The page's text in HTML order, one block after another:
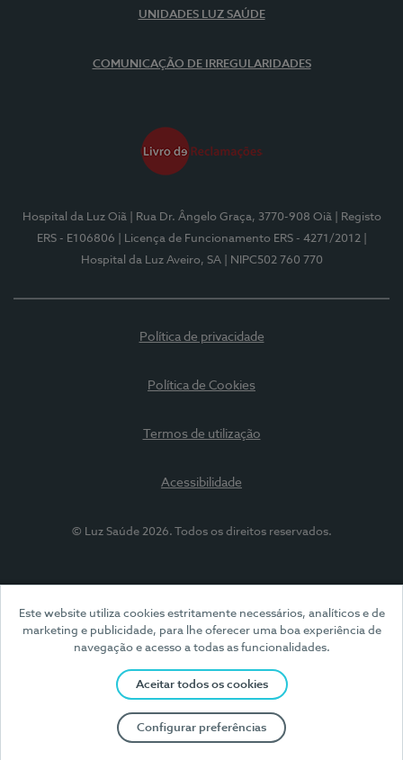
Este website utiliza cookies estritamente necessários, analíticos e de
marketing e publicidade, para lhe oferecer uma boa experiência de
navegação e acesso a todas as funcionalidades.
Aceitar todos os cookies
Configurar preferências
UNIDADES LUZ SAÚDE
COMUNICAÇÃO DE IRREGULARIDADES
Hospital da Luz Oiã | Rua Dr. Ângelo Graça, 3770-908 Oiã
| Registo
ERS - E106806
| Licença de Funcionamento ERS - 4271/2012
Hospital da Luz Aveiro, SA
| NIPC502 760 770
Política de privacidade
Política de Cookies
Termos de utilização
Acessibilidade
© Luz Saúde 2026. Todos os direitos reservados.